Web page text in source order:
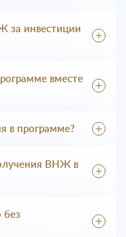
за инвестиции
вместе
На них
что и на
в программе?
Однако его
инвестор решит
ВНЖ в
1 года;
без